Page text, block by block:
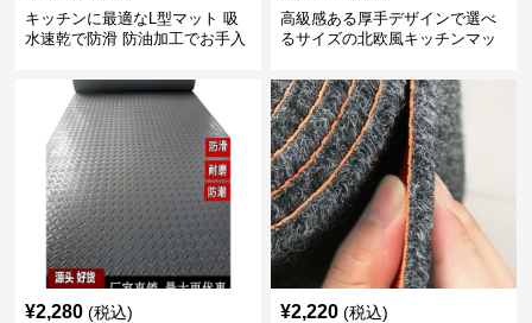
キッチンに最適なL型マット 吸
水速乾で防滑 防油加工でお手入
高級感ある厚手デザインで選べ
るサイズの北欧風キッチンマッ
¥2,280 (税込) ¥2,220 (税込)